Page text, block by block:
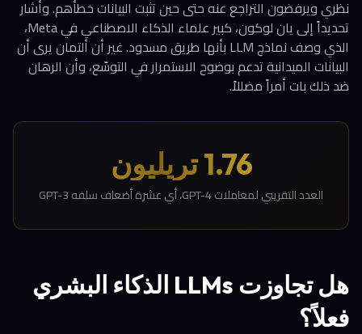
نظري ويرفضون التراجع عنه حتى حين تثبت البيانات خطأهم. وأشار
تحديداً إلى يان لوكون، كبير علماء الذكاء الاصطناعي في Meta،
الذي وصف نماذج LLM بأنها طريق مسدود. غير أن ألتمان يرى أن
البيانات الميدانية تدعم بوضوح الاستمرار في التوسّع، وأن الرهان
ضد ذلك بات أمراً مضللاً.
1.76 تريليون
العدد التقريبي لمعاملات GPT-4، أي عشرة أضعاف سلفه GPT-3
هل تجاوزت LLMs الذكاء البشري
فعلاً؟